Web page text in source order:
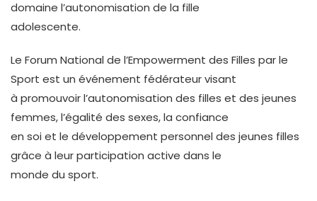
domaine l’autonomisation de la fille
adolescente.
Le Forum National de l’Empowerment des Filles par le
Sport est un événement fédérateur visant
à promouvoir l’autonomisation des filles et des jeunes
femmes, l’égalité des sexes, la confiance
en soi et le développement personnel des jeunes filles
grâce à leur participation active dans le
monde du sport.